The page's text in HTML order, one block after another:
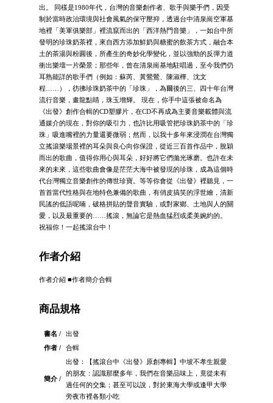
出。 同樣是1980年代，台灣的音樂創作者、歌手與樂手們，因受
制於當時政治環境與社會風氣的保守壓抑，透過台中清泉崗空軍基
地裡「美軍俱樂部」裡流竄而出的「西洋熱門音樂」，一如台中所
發明的珍珠奶茶裡，來自西方添加鮮奶與糖蜜的飲茶方式，融合本
土的茶湯與粉圓後，所產生的奇妙化學變化，並以強勁的反彈力道
衝出樂壇一片榮景；那些年，曾在清泉崗基地駐唱過，至今我們仍
耳熟能詳的歌手們（例如：蘇芮、黃鶯鶯、陳淑樺、沈文
程……），彷彿珍珠奶茶中的「珍珠」，為爾後的三、四十年台灣
流行音樂，畫龍點睛，珠玉增輝。 現在，你手中這張被命名為
《出發》創作合輯的CD塑膠片，在CD不再成為主要音樂載體與流
通媒介的現在，對你的吸引力，也許比用吸管把珍珠奶茶中的「珍
珠」吸進嘴裡的力量還要微弱；然而，以我十多年來浸潤在台灣獨
立搖滾樂場景裡的耳朵與良心向你保證，從近三百首作品中，脫穎
而出的歌曲，值得你用心與耳朵，好好將它們拋光琢磨。也許在未
來的未來，這些歌曲會像是茫茫大海中被發現的珍珠，成為這個時
代台灣獨立音樂創作的傳世珍寶。等等你會從《出發》裡聽見，一
首首當代性格與在地特色兼備的歌曲，有俏皮搞笑的浮世繪，清新
民謠的低語呢喃，破格拼貼的聲音實驗，或對家鄉、土地與人的關
愛，以及最重要的……搖滾，無論它是熱血猛烈或柔美婉約的。
祝福你！一起搖滾台中！
作者介紹
作者介紹 ■作者簡介合輯
商品規格
書名 /
出發
作者 /
合輯
簡介 /
出發：【搖滾台中《出發》原創專輯】中坡不孝生親愛
的朋友：認識那麼多年，我們在音樂品味上，竟從未有
過任何的交集；甚至可以說，對於東海大學或逢甲大學
旁夜市裡各類小吃